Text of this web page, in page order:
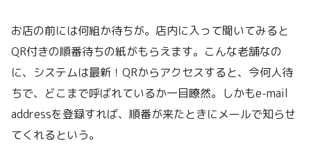
お店の前には何組か待ちが。店内に入って聞いてみると
QR付きの順番待ちの紙がもらえます。こんな老舗なの
に、システムは最新！QRからアクセスすると、今何人待
ちで、どこまで呼ばれているか一目瞭然。しかもe-mail
addressを登録すれば、順番が来たときにメールで知らせ
てくれるという。